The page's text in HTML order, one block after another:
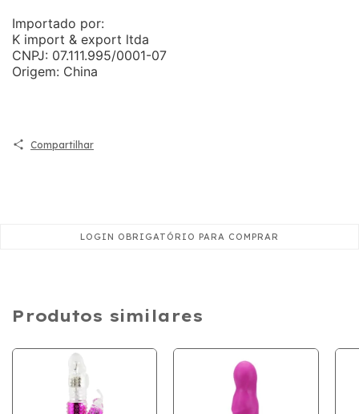
Importado por:
K import & export ltda
CNPJ: 07.111.995/0001-07
Origem: China
Compartilhar
Produtos similares